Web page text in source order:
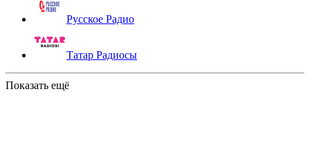
Русское Радио
Татар Радиосы
Показать ещё